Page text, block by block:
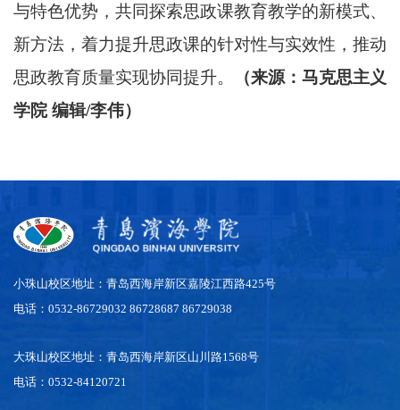
与特色优势，共同探索思政课教育教学的新模式、
新方法，着力提升思政课的针对性与实效性，推动
思政教育质量实现协同提升。
（来源：马克思主义
学院 编辑/李伟）
小珠山校区地址：青岛西海岸新区嘉陵江西路425号
电话：0532-86729032 86728687 86729038
大珠山校区地址：青岛西海岸新区山川路1568号
电话：0532-84120721